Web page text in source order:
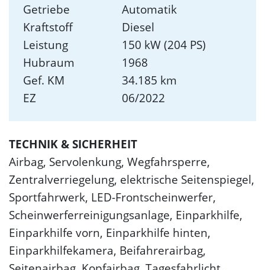
Getriebe
Automatik
Kraftstoff
Diesel
Leistung
150 kW (204 PS)
Hubraum
1968
Gef. KM
34.185 km
EZ
06/2022
TECHNIK & SICHERHEIT
Airbag, Servolenkung, Wegfahrsperre,
Zentralverriegelung, elektrische Seitenspiegel,
Sportfahrwerk, LED-Frontscheinwerfer,
Scheinwerferreinigungsanlage, Einparkhilfe,
Einparkhilfe vorn, Einparkhilfe hinten,
Einparkhilfekamera, Beifahrerairbag,